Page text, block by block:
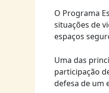
O Programa
situações de
espaços
Uma das
participação
defesa de um